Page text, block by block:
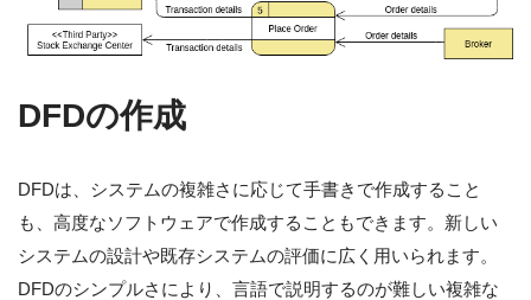
DFDの作成
DFDは、システムの複雑さに応じて手書きで作成すること
も、高度なソフトウェアで作成することもできます。新しい
システムの設計や既存システムの評価に広く用いられます。
DFDのシンプルさにより、言語で説明するのが難しい複雑な